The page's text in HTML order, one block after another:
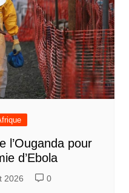
l’Ouganda pour
d’Ebola
2026 0